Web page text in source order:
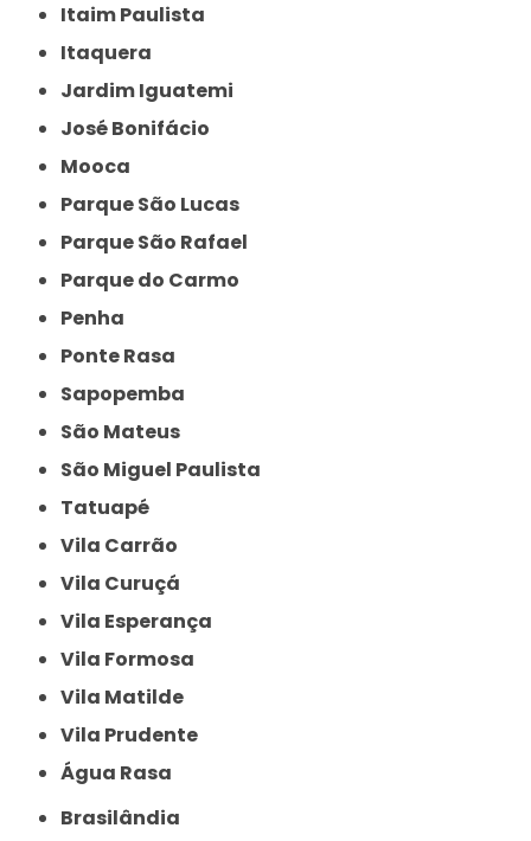
Itaim Paulista
Itaquera
Jardim Iguatemi
José Bonifácio
Mooca
Parque São Lucas
Parque São Rafael
Parque do Carmo
Penha
Ponte Rasa
Sapopemba
São Mateus
São Miguel Paulista
Tatuapé
Vila Carrão
Vila Curuçá
Vila Esperança
Vila Formosa
Vila Matilde
Vila Prudente
Água Rasa
Brasilândia